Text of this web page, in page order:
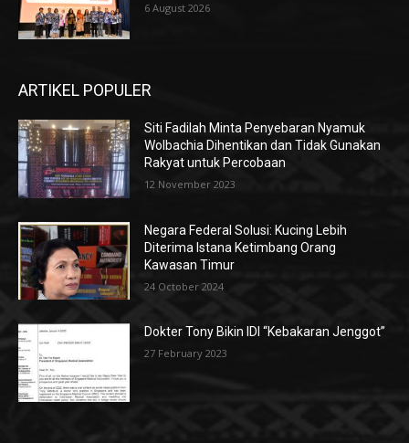
6 August 2026
ARTIKEL POPULER
Siti Fadilah Minta Penyebaran Nyamuk
Wolbachia Dihentikan dan Tidak Gunakan
Rakyat untuk Percobaan
12 November 2023
Negara Federal Solusi: Kucing Lebih
Diterima Istana Ketimbang Orang
Kawasan Timur
24 October 2024
Dokter Tony Bikin IDI “Kebakaran Jenggot”
27 February 2023